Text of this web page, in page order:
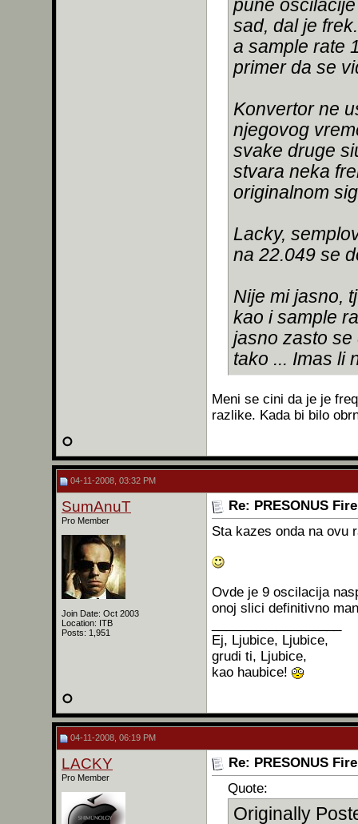
pune
sad, dal je
a sample rate
primer da se
Konvertor ne
njegovog
svake druge
stvara neka
originalnom
Lacky,
na 22.049 se
Nije mi jasno,
kao i sample
jasno zasto se
tako ... Imas li
Meni se cini da je je
razlike. Kada bi bilo
04-11-2008, 03:32 PM
SumAnuT
Pro Member
Join Date: Oct 2003
Location: ITB
Posts: 1,951
Re: PRESONUS
Sta kazes onda na ovu
Ovde je 9 oscilacija
onoj slici definitivno
Ej, Ljubice, Ljubice,
grudi ti, Ljubice,
kao haubice!
04-11-2008, 06:19 PM
LACKY
Pro Member
Re: PRESONUS
Quote:
Originally